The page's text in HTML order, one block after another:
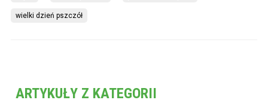
wielki dzień pszczół
ARTYKUŁY Z KATEGORII